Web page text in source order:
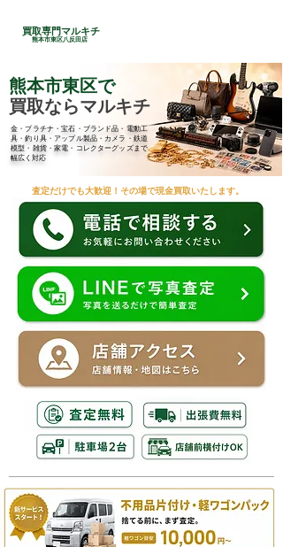
買取専門マルキチ
熊本市東区八反田店
熊本市東区で
買取ならマルキチ
金・プラチナ・宝石・ブランド品・電動工
具・釣り具・アップル製品・カメラ・鉄道
模型・雑貨・家電・コレクターグッズまで
幅広く対応
査定だけでも大歓迎！その場で現金買取いたします。